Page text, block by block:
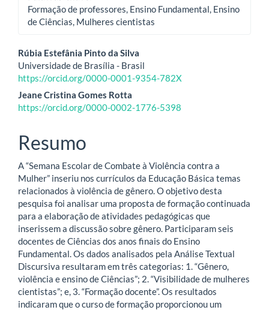
Formação de professores, Ensino Fundamental, Ensino
de Ciências, Mulheres cientistas
Conteúdo
do
artigo
principal
Rúbia Estefânia Pinto da Silva
Universidade de Brasília - Brasil
https://orcid.org/0000-0001-9354-782X
Jeane Cristina Gomes Rotta
https://orcid.org/0000-0002-1776-5398
Resumo
A “Semana Escolar de Combate à Violência contra a
Mulher” inseriu nos currículos da Educação Básica temas
relacionados à violência de gênero. O objetivo desta
pesquisa foi analisar uma proposta de formação continuada
para a elaboração de atividades pedagógicas que
inserissem a discussão sobre gênero. Participaram seis
docentes de Ciências dos anos finais do Ensino
Fundamental. Os dados analisados pela Análise Textual
Discursiva resultaram em três categorias: 1. “Gênero,
violência e ensino de Ciências”; 2. “Visibilidade de mulheres
cientistas”; e, 3. “Formação docente”. Os resultados
indicaram que o curso de formação proporcionou um